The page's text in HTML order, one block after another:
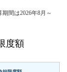
間は2026年8月～
度額